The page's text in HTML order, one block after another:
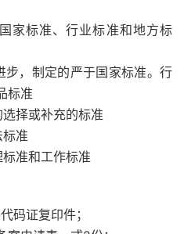
家标准、行业标准和地方标
，制定的严于国家标准。行
标准
择或补充的标准
准
准和工作标准
码证复印件；